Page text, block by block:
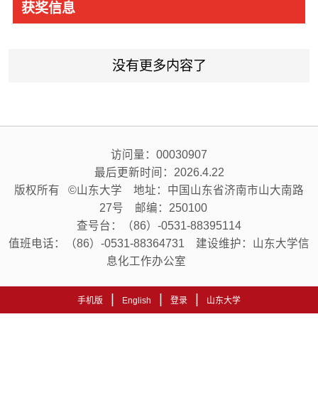
获奖信息
没有更多内容了
访问量： 00030907
最后更新时间： 2026.4.22
版权所有 ©山东大学 地址：中国山东省济南市山大南路
27号 邮编：250100
查号台：（86）-0531-88395114
值班电话：（86）-0531-88364731 建设维护：山东大学信
息化工作办公室
手机版 English 登录 山东大学